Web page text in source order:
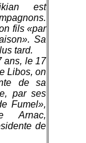
est
fils «par
Sa
tard.
ans, le 17
Libos, on
de sa
par ses
Fumel»,
Arnac,
de